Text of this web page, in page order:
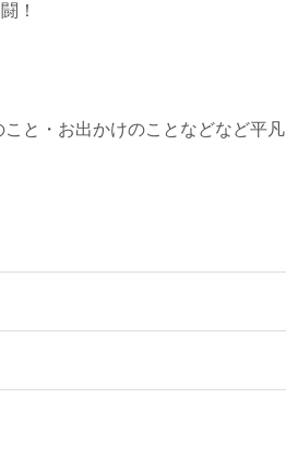
！
と・お出かけのことなどなど平凡